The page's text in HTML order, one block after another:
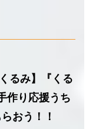
るみ】『くる
作り応援うち
おう！！